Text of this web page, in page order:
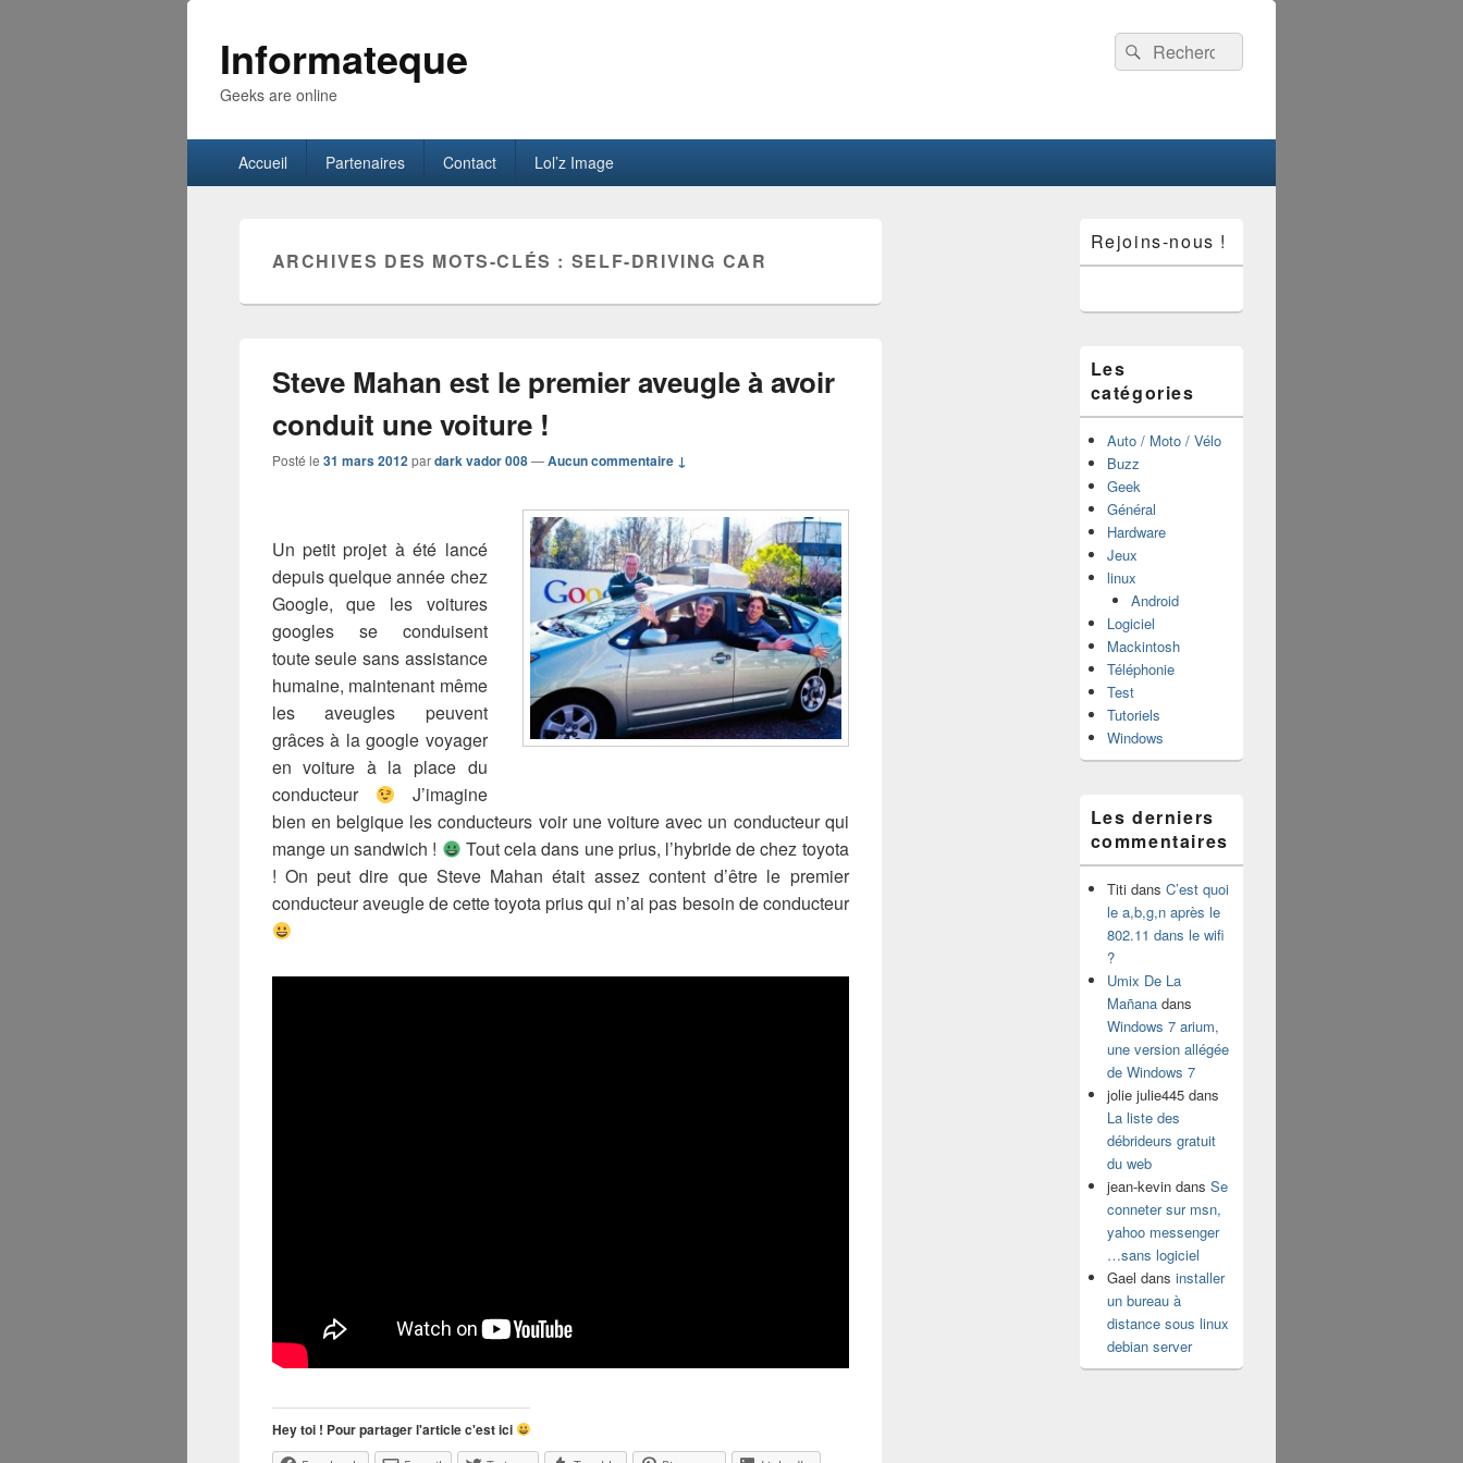
Informateque
Geeks are online
Recherche :
Rechercher
principalAccueil Partenaires Contact Lol’z Image
ARCHIVES DES MOTS-CLÉS : SELF-DRIVING CAR
Steve Mahan est le premier aveugle à avoir
conduit une voiture !
Posté le 31 mars 2012pardark vador 008—Aucun commentaire ↓
Un petit projet à été lancé
depuis quelque année chez
Google, que les voitures
googles se conduisent
toute seule sans assistance
humaine, maintenant même
les aveugles peuvent
grâces à la google voyager
en voiture à la place du
conducteur
J’imagine
bien en belgique les conducteurs voir une voiture avec un conducteur qui
mange un sandwich !
Tout cela dans une prius, l’hybride de chez toyota
! On peut dire que Steve Mahan était assez content d’être le premier
conducteur aveugle de cette toyota prius qui n’ai pas besoin de conducteur
Hey toi ! Pour partager l'article c'est ici
principale
de
pour
latérale
Rejoins-nous !
Les
catégories
Auto / Moto / Vélo
Buzz
Geek
Général
Hardware
Jeux
linux
Android
Logiciel
Mackintosh
Téléphonie
Test
Tutoriels
Windows
Les derniers
commentaires
Titidans C’est quoi
le a,b,g,n après le
802.11 dans le wifi
?
Umix De La
Mañanadans
Windows 7 arium,
une version allégée
de Windows 7
jolie julie445dans
La liste des
débrideurs gratuit
du web
jean-kevindans Se
conneter sur msn,
yahoo messenger
…sans logiciel
Gael dans installer
un bureau à
distance sous linux
debian server